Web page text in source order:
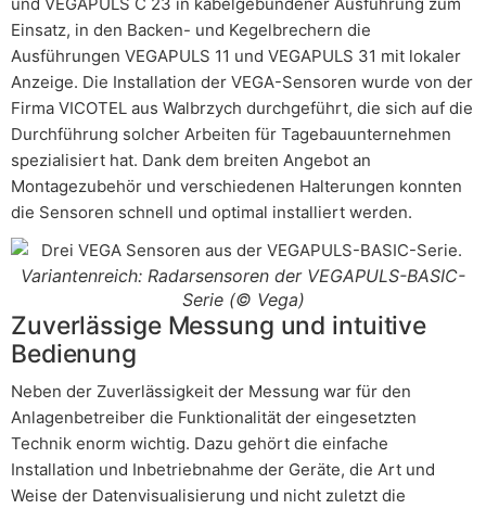
Einsatz, in den Backen- und Kegelbrechern die
Ausführungen VEGAPULS 11 und VEGAPULS 31 mit lokaler
Anzeige. Die Installation der VEGA-Sensoren wurde von der
Firma VICOTEL aus Walbrzych durchgeführt, die sich auf die
Durchführung solcher Arbeiten für Tagebauunternehmen
spezialisiert hat. Dank dem breiten Angebot an
Montagezubehör und verschiedenen Halterungen konnten
die Sensoren schnell und optimal installiert werden.
Variantenreich: Radarsensoren der VEGAPULS-BASIC-
Serie (© Vega)
Zuverlässige Messung und intuitive
Bedienung
Neben der Zuverlässigkeit der Messung war für den
Anlagenbetreiber die Funktionalität der eingesetzten
Technik enorm wichtig. Dazu gehört die einfache
Installation und Inbetriebnahme der Geräte, die Art und
Weise der Datenvisualisierung und nicht zuletzt die